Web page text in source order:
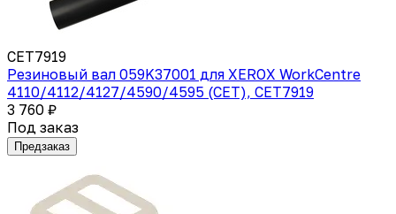
CET7919
Резиновый вал 059K37001 для XEROX WorkCentre
4110/4112/4127/4590/4595 (CET), CET7919
3 760 ₽
Под заказ
Предзаказ